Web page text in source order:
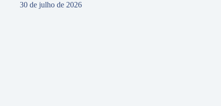
30 de julho de 2026